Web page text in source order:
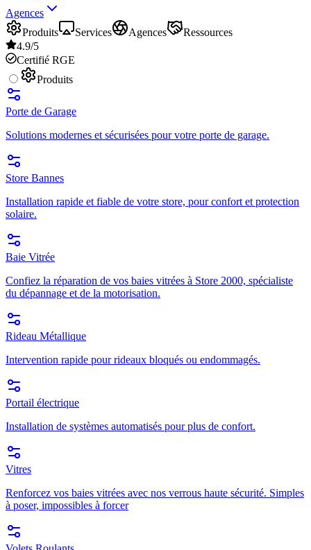
Agences
Produits
Services Agences
Ressources
4.9/5
Certifié RGE
Produits
Porte de Garage
Solutions modernes et sécurisées pour votre porte de garage.
Store Bannes
Installation rapide et fiable de votre store, pour confort et protection
solaire.
Baie Vitrée
Confiez la réparation de vos baies vitrées à Store 2000, spécialiste
du dépannage et de la motorisation.
Rideau Métallique
Intervention rapide pour rideaux bloqués ou endommagés.
Portail électrique
Installation de systèmes automatisés pour plus de confort.
Vitres
Renforcez vos baies vitrées avec nos verrous haute sécurité. Simples
à poser, impossibles à forcer